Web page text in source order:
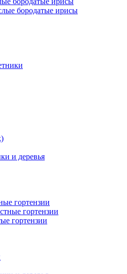
бородатые ирисы
и деревья
гортензии
гортензии
гортензии